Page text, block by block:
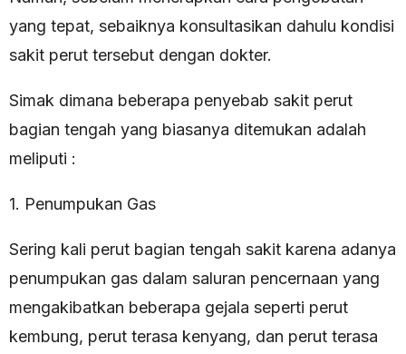
yang tepat, sebaiknya konsultasikan dahulu kondisi
sakit perut tersebut dengan dokter.
Simak dimana beberapa penyebab sakit perut
bagian tengah yang biasanya ditemukan adalah
meliputi :
1. Penumpukan Gas
Sering kali perut bagian tengah sakit karena adanya
penumpukan gas dalam saluran pencernaan yang
mengakibatkan beberapa gejala seperti perut
kembung, perut terasa kenyang, dan perut terasa